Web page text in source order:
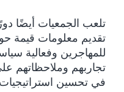
تلعب الجمعيات أيضًا
تقديم معلومات قيمة
للمهاجرين وفعالية
تجاربهم وملاحظاتهم
في تحسين استراتيجيات